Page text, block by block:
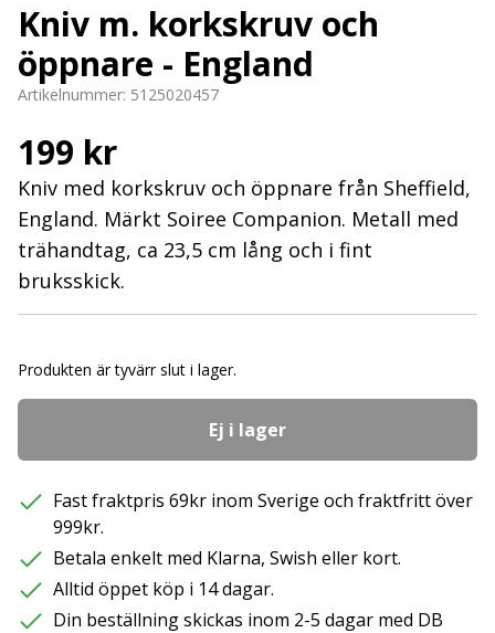
Kniv m. korkskruv och
öppnare - England
Artikelnummer: 5125020457
199 kr
Kniv med korkskruv och öppnare från Sheffield,
England. Märkt Soiree Companion. Metall med
trähandtag, ca 23,5 cm lång och i fint
bruksskick.
Produkten är tyvärr slut i lager.
Ej i lager
Fast fraktpris 69kr inom Sverige och fraktfritt över
999kr.
Betala enkelt med Klarna, Swish eller kort.
Alltid öppet köp i 14 dagar.
Din beställning skickas inom 2-5 dagar med DB